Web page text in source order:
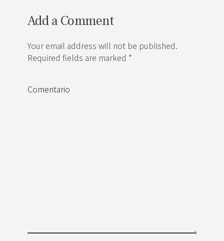
Add a Comment
Your email address will not be published.
Required fields are marked *
Comentario